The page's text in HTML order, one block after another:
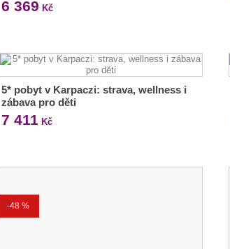
6 369 Kč
5* pobyt v Karpaczi: strava, wellness i
zábava pro děti
7 411 Kč
-48 %